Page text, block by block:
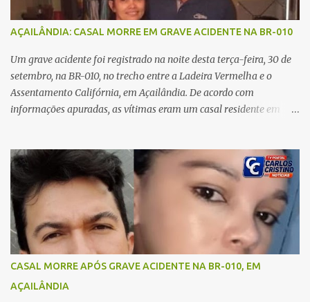
“Quando cheguei, ele estava escondido. Assim que me viu, entrou
no carro e começou a me atacar com uma faca, atingindo também
o rapaz que estava comigo”, relatou. Após a agressão, Karine
recebeu atendimento médico e passa bem, estando fora de perigo.
A jovem também registrou boletim de ocorrência contra o ex-
companheiro. Mesm...
AÇAILÂNDIA: CASAL MORRE EM GRAVE ACIDENTE NA BR-010
Um grave acidente foi registrado na noite desta terça-feira, 30 de
setembro, na BR-010, no trecho entre a Ladeira Vermelha e o
Assentamento Califórnia, em Açailândia. De acordo com
informações apuradas, as vítimas eram um casal residente em
quando ocorreu a tragédia. O acidente envolveu uma motocicleta e
um caminhão caçamba. Com o impacto da colisão, o casal não
resistiu aos ferimentos e veio a óbito ainda no local. As vítimas
foram identificadas como Carmem Rejane e Ronaldo de Jesus.
Equipes de socorro foram acionadas, mas nada puderam fazer
além de constatar os óbitos. A Polícia Rodoviária Federal (PRF)
esteve no local para controlar o tráfego e coletar informações que
CASAL MORRE APÓS GRAVE ACIDENTE NA BR-010, EM
AÇAILÂNDIA